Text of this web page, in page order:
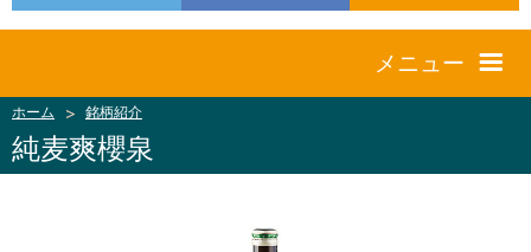
メニュー
ホーム 銘柄紹介
純麦爽櫻泉